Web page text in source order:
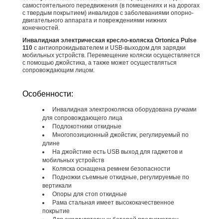
самостоятельного передвижения (в помещениях и на дорогах
с твердым покрытием) инвалидов с заболеваниями опорно-
двигательного аппарата и повреждениями нижних
конечностей.
Инвалидная электрическая кресло-коляска Ortonica Pulse
110 с антиопрокидывателем и USB-выходом для зарядки
мобильных устройств. Перемещение коляски осуществляется
с помощью джойстика, а также может осуществляться
сопровождающим лицом.
Особенности:
Инвалидная электроколяска оборудована ручками
для сопровождающего лица
Подлокотники откидные
Многопозиционный джойстик, регулируемый по
длине
На джойстике есть USB выход для гаджетов и
мобильных устройств
Коляска оснащена ремнем безопасности
Подножки съемные откидные, регулируемые по
вертикали
Опоры для стоп откидные
Рама стальная имеет высококачественное
покрытие